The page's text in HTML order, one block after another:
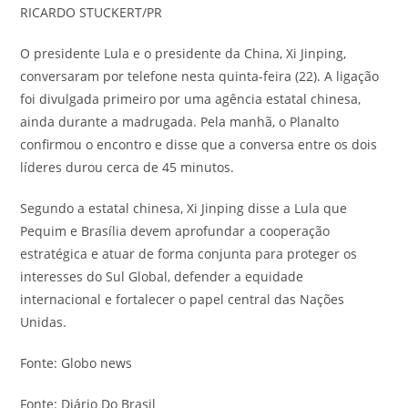
RICARDO STUCKERT/PR
O presidente Lula e o presidente da China, Xi Jinping,
conversaram por telefone nesta quinta-feira (22). A ligação
foi divulgada primeiro por uma agência estatal chinesa,
ainda durante a madrugada. Pela manhã, o Planalto
confirmou o encontro e disse que a conversa entre os dois
líderes durou cerca de 45 minutos.
Segundo a estatal chinesa, Xi Jinping disse a Lula que
Pequim e Brasília devem aprofundar a cooperação
estratégica e atuar de forma conjunta para proteger os
interesses do Sul Global, defender a equidade
internacional e fortalecer o papel central das Nações
Unidas.
Fonte: Globo news
Fonte: Diário Do Brasil